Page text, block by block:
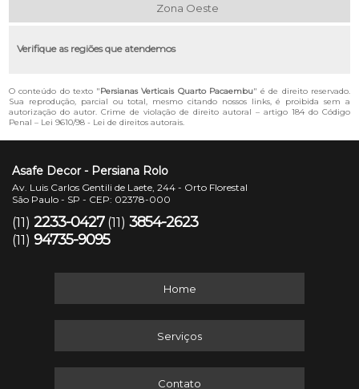
Zona Oeste
Verifique as regiões que atendemos
O conteúdo do texto "Persianas Verticais Quarto Pacaembu" é de direito reservado.
Sua reprodução, parcial ou total, mesmo citando nossos links, é proibida sem a
autorização do autor. Crime de violação de direito autoral – artigo 184 do Código
Penal – Lei 9610/98 - Lei de direitos autorais.
Asafe Decor - Persiana Rolo
Av. Luis Carlos Gentili de Laete, 244 - Orto Florestal
São Paulo - SP - CEP: 02378-000
(11) 2233-0427 (11) 3854-2623
(11) 94735-9095
Home
Serviços
Contato